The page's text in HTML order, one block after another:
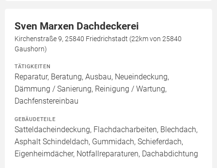
Sven Marxen Dachdeckerei
Kirchenstraße 9, 25840 Friedrichstadt (22km von 25840
Gaushorn)
TÄTIGKEITEN
Reparatur, Beratung, Ausbau, Neueindeckung,
Dämmung / Sanierung, Reinigung / Wartung,
Dachfenstereinbau
GEBÄUDETEILE
Satteldacheindeckung, Flachdacharbeiten, Blechdach,
Asphalt Schindeldach, Gummidach, Schieferdach,
Eigenheimdächer, Notfallreparaturen, Dachabdichtung